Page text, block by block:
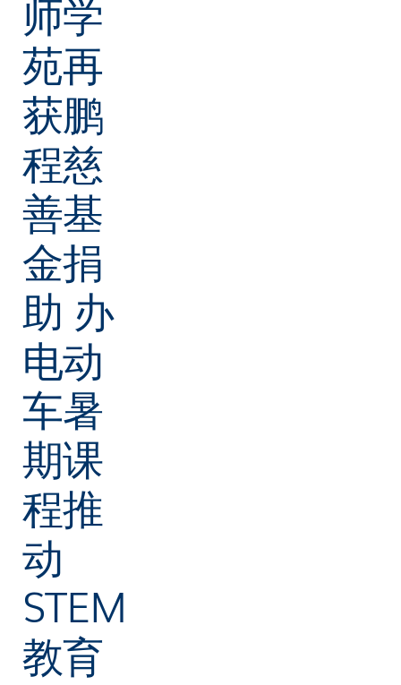
师学
苑再
获鹏
程慈
善基
金捐
助 办
电动
车暑
期课
程推
动
STEM
教育